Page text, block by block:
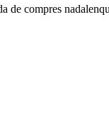
compres